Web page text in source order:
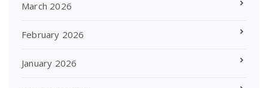
March 2026
February 2026
January 2026